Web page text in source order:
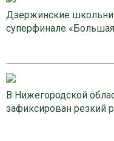
Дзержинские
суперфинале
В Нижегородской
зафиксирован резкий